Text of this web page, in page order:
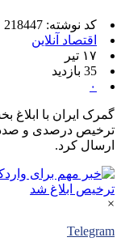
کد نوشته: 218447
اقتصاد آنلاین
۱۷ تیر
35 بازدید
۰
گمرک ایران با
ترخیص درصدی و
ارسال کرد.
×
Telegram